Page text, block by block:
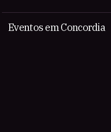
Eventos em Concordia